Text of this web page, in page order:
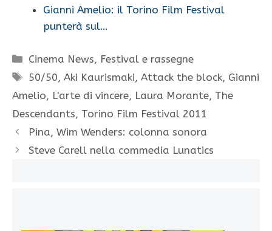
Gianni Amelio: il Torino Film Festival
punterà sul…
Categorie
Cinema News, Festival e rassegne
Tag
50/50,Aki Kaurismaki,Attack the block, Gianni
Amelio, L'arte di vincere, Laura Morante, The
Descendants, Torino Film Festival 2011
Pina, Wim Wenders: colonna sonora
Steve Carell nella commedia Lunatics